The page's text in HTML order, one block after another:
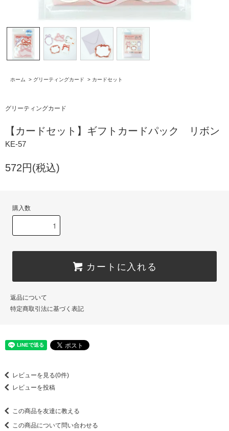
ホーム > グリーティングカード > カードセット
グリーティングカード
【カードセット】ギフトカードパック リボン
KE-57
572円(税込)
購入数
カートに入れる
返品について
特定商取引法に基づく表記
レビューを見る(0件)
レビューを投稿
この商品を友達に教える
この商品について問い合わせる